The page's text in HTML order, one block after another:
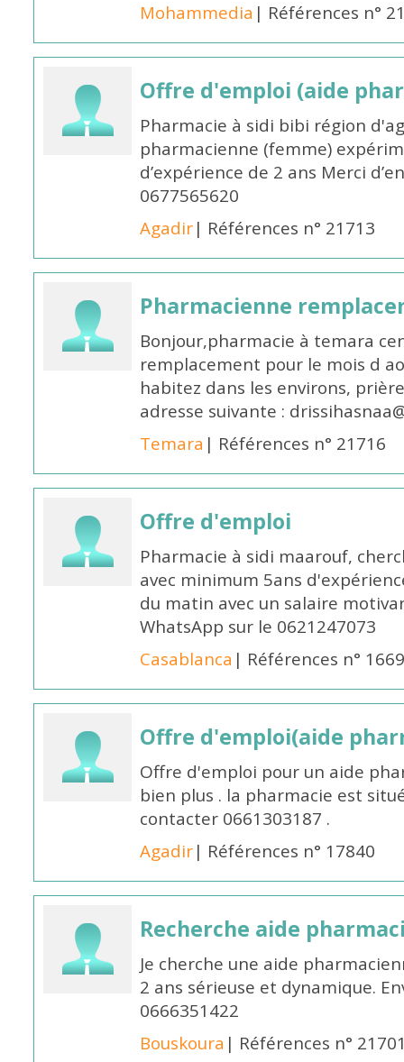
Mohammedia | Références n°
Offre d'emploi (aide
Pharmacie à sidi bibi région
pharmacienne (femme)
d’expérience de 2 ans Merci
0677565620
Agadir| Références n° 21713
Pharmacienne
Bonjour,pharmacie à temara
remplacement pour le mois d
habitez dans les environs,
adresse suivante :
Temara | Références n° 21716
Offre d'emploi
Pharmacie à sidi maarouf,
avec minimum 5ans
du matin avec un salaire
WhatsApp sur le 0621247073
Casablanca | Références n°
Offre d'emploi(aide
Offre d'emploi pour un aide
bien plus . la pharmacie est
contacter 0661303187 .
Agadir| Références n° 17840
Recherche aide
Je cherche une aide
2 ans sérieuse et dynamique.
0666351422
Bouskoura | Références n°